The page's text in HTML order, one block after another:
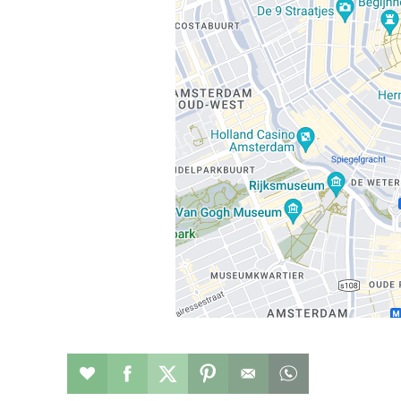
Restaurant toevoegen aan favorieten
Deel dit op facebook
Deel dit op twitter
Deel dit op pinterest